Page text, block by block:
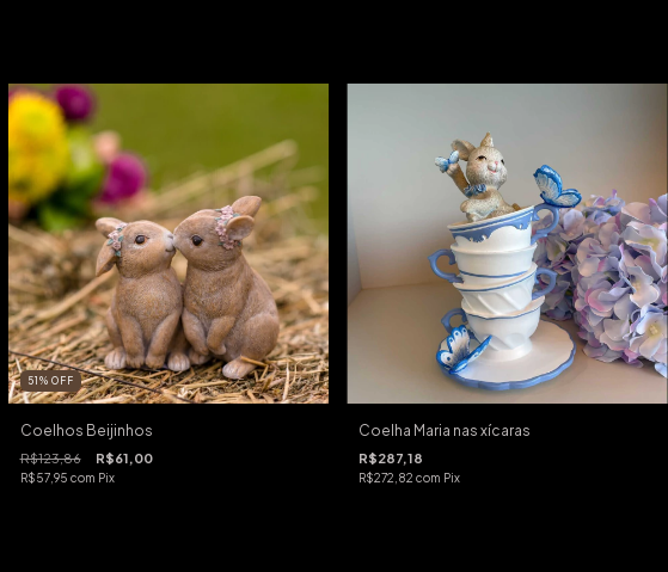
51 % OFF
Coelhos Beijinhos
R$123,86 R$61,00
R$57,95 com Pix
Coelha Maria nas xícaras
R$287,18
R$272,82com Pix